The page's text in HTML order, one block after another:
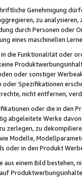
Genehmigung
zu
durch Personen
eines maschinellen
die Funktionalität oder
oder sonstiger
Spezifikationen
nicht entfernen,
oder die in
abgeleitete Werke
zerlegen, zu
Modelle,
oder in den Produkt
einem Bild bestehen,